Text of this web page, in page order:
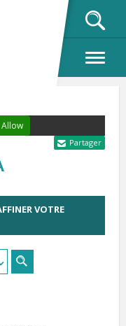
Partager
VOTRE